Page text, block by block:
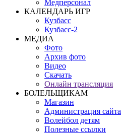
Медперсонал
КАЛЕНДАРЬ ИГР
Кузбасс
Кузбасс-2
МЕДИА
Фото
Архив фото
Видео
Скачать
Онлайн трансляция
БОЛЕЛЬЩИКАМ
Магазин
Администрация сайта
Волейбол детям
Полезные ссылки